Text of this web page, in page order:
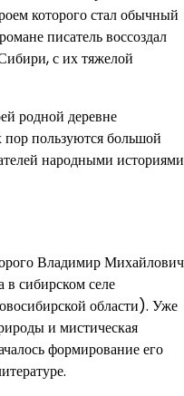
которого стал обычный
писатель воссоздал
с их тяжелой
родной деревне
пользуются большой
народными историями
Владимир Михайлович
в сибирском селе
области). Уже
и мистическая
формирование его